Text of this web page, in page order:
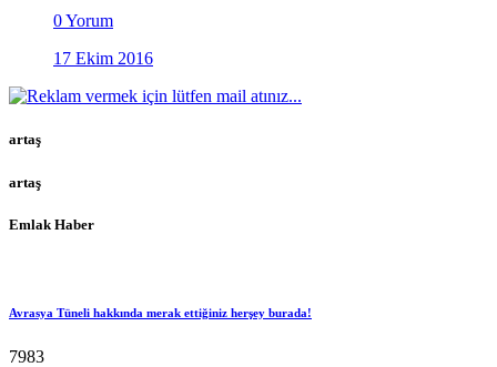
0 Yorum
17 Ekim 2016
artaş
artaş
Emlak Haber
Avrasya Tüneli hakkında merak ettiğiniz herşey burada!
7983